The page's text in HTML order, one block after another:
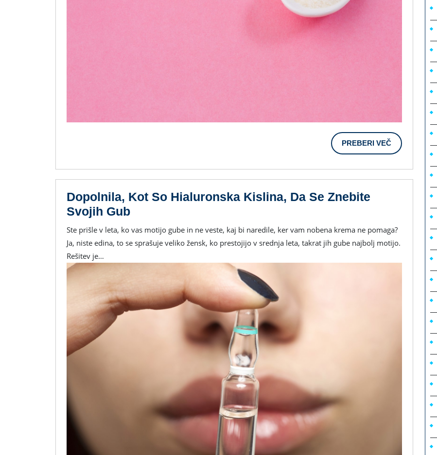
Staranja
PREBERI VEČPREBERI
VEČ
Dopolnila, Kot So Hialuronska Kislina, Da Se Znebite
Svojih GubDopolnila,
Kot
So
Se
Znebite
Ste prišle v leta, ko vas motijo gube in ne veste, kaj bi naredile, ker vam nobena krema ne pomaga?
Ja, niste edina, to se sprašuje veliko žensk, ko prestojijo v srednja leta, takrat jih gube najbolj motijo.
Rešitev je…